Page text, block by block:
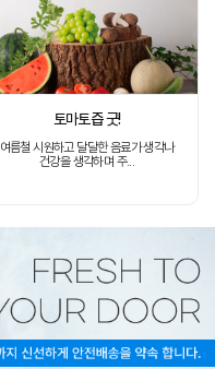
토마토즙 굿!
여름철 시원하고 달달한 음료가 생각나
건강을 생각하며 주...